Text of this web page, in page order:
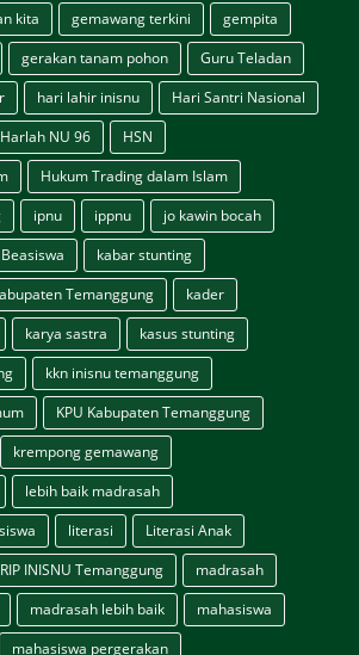
kita
gemawang terkini
gempita
gerakan tanam pohon
Guru Teladan
hari lahir inisnu
Hari Santri Nasional
Harlah NU 96
HSN
Hukum Trading dalam Islam
ipnu ippnu
jo kawin bocah
kabar stunting
Temanggung
kader
karya sastra
kasus stunting
kkn inisnu temanggung
KPU Kabupaten Temanggung
krempong gemawang
lebih baik madrasah
literasi
Literasi Anak
INISNU Temanggung
madrasah
madrasah lebih baik
mahasiswa
mahasiswa pergerakan